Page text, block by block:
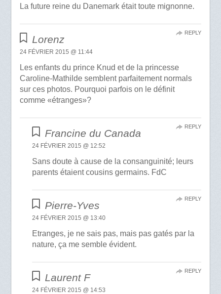
La future reine du Danemark était toute mignonne.
Lorenz
24 FÉVRIER 2015 @ 11:44
Les enfants du prince Knud et de la princesse
Caroline-Mathilde semblent parfaitement normals
sur ces photos. Pourquoi parfois on le définit
comme «étranges»?
REPLY
Francine du Canada
24 FÉVRIER 2015 @ 12:52
Sans doute à cause de la consanguinité; leurs
parents étaient cousins germains. FdC
REPLY
Pierre-Yves
24 FÉVRIER 2015 @ 13:40
Etranges, je ne sais pas, mais pas gatés par la
nature, ça me semble évident.
REPLY
Laurent F
24 FÉVRIER 2015 @ 14:53
REPLY